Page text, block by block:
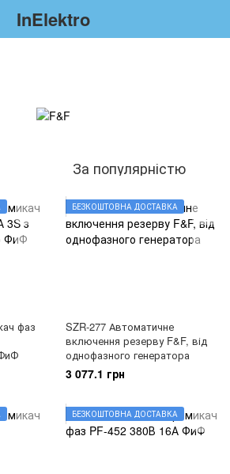
InElektro
За популярністю
фаз
БЕЗКОШТОВНА ДОСТАВКА
SZR-277 Автоматичне
включення резерву F&F, від
однофазного генератора
3 077.1 грн
БЕЗКОШТОВНА ДОСТАВКА